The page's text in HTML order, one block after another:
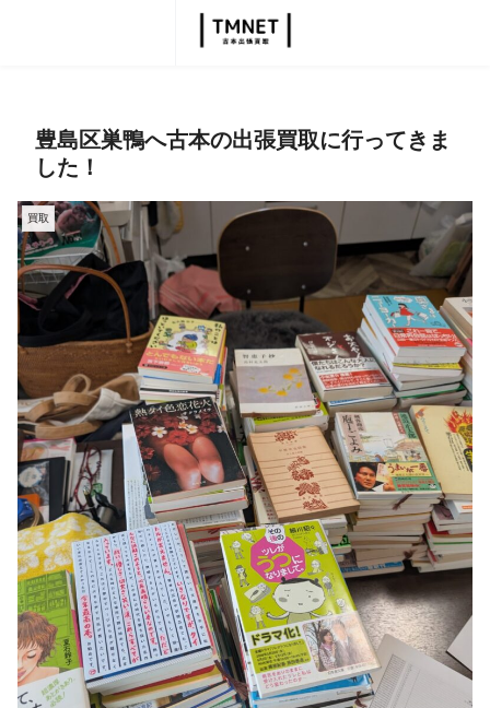
豊島区巣鴨へ古本の出張買取に行ってきま
した！
買取